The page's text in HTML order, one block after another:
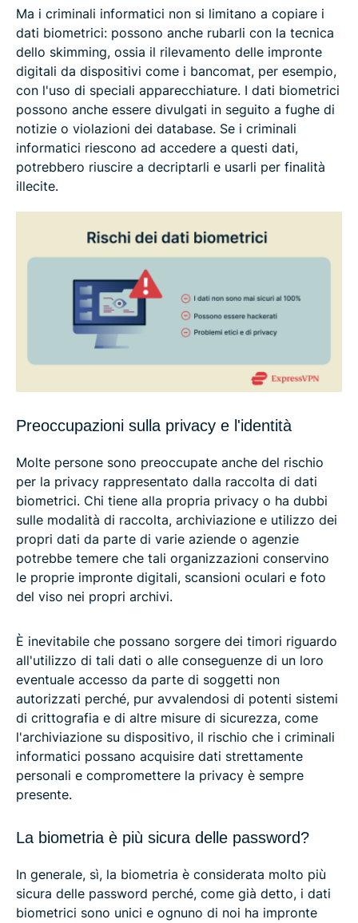
Ma i criminali informatici non si limitano a copiare i
dati biometrici: possono anche rubarli con la tecnica
dello skimming, ossia il rilevamento delle impronte
digitali da dispositivi come i bancomat, per esempio,
con l'uso di speciali apparecchiature. I dati biometrici
possono anche essere divulgati in seguito a fughe di
notizie o violazioni dei database. Se i criminali
informatici riescono ad accedere a questi dati,
potrebbero riuscire a decriptarli e usarli per finalità
illecite.
Preoccupazioni sulla privacy e l'identità
Molte persone sono preoccupate anche del rischio
per la privacy rappresentato dalla raccolta di dati
biometrici. Chi tiene alla propria privacy o ha dubbi
sulle modalità di raccolta, archiviazione e utilizzo dei
propri dati da parte di varie aziende o agenzie
potrebbe temere che tali organizzazioni conservino
le proprie impronte digitali, scansioni oculari e foto
del viso nei propri archivi.
È inevitabile che possano sorgere dei timori riguardo
all'utilizzo di tali dati o alle conseguenze di un loro
eventuale accesso da parte di soggetti non
autorizzati perché, pur avvalendosi di potenti sistemi
di crittografia e di altre misure di sicurezza, come
l'archiviazione su dispositivo, il rischio che i criminali
informatici possano acquisire dati strettamente
personali e compromettere la privacy è sempre
presente.
La biometria è più sicura delle password?
In generale, sì, la biometria è considerata molto più
sicura delle password perché, come già detto, i dati
biometrici sono unici e ognuno di noi ha impronte